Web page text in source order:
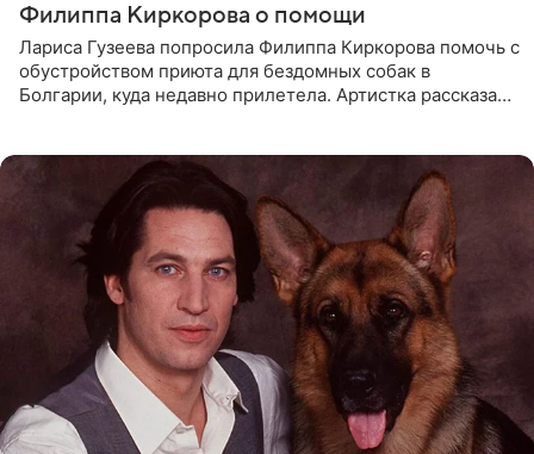
Филиппа Киркорова о помощи
Лариса Гузеева попросила Филиппа Киркорова помочь с
обустройством приюта для бездомных собак в
Болгарии, куда недавно прилетела. Артистка рассказала